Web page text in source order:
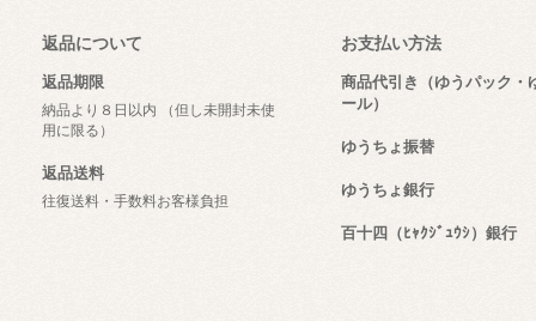
返品について
返品期限
納品より８日以内 （但し未開封未使
用に限る）
返品送料
往復送料・手数料お客様負担
お支払い方法
商品代引き（ゆうパック・
ール）
ゆうちょ振替
ゆうちょ銀行
百十四（ﾋｬｸｼﾞｭｳｼ）銀行